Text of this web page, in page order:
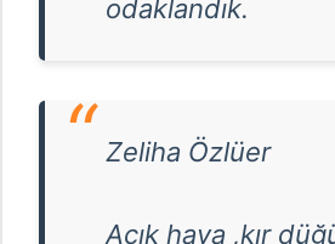
odaklandık.
Zeliha Özlüer
Açık hava ,kır